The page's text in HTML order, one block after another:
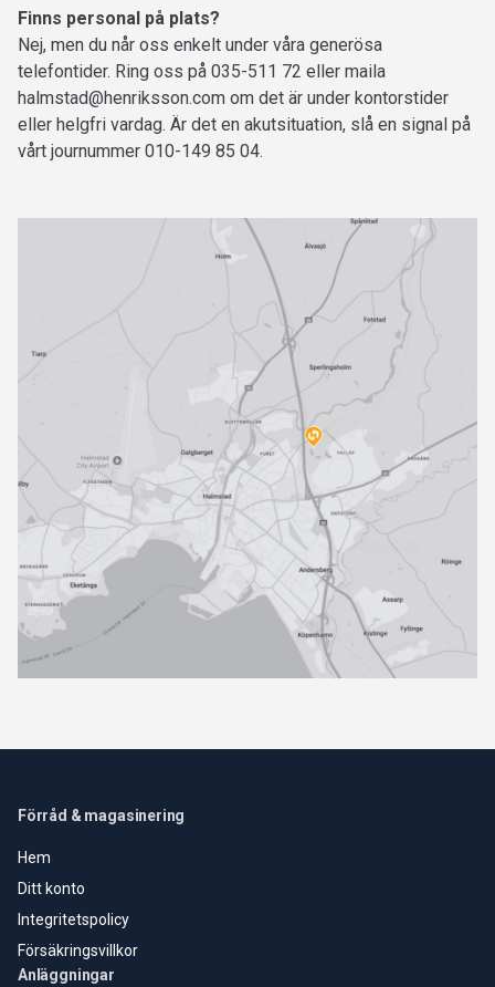
Finns personal på plats?
Nej, men du når oss enkelt under våra generösa
telefontider. Ring oss på 035-511 72 eller maila
halmstad@henriksson.com om det är under kontorstider
eller helgfri vardag. Är det en akutsituation, slå en signal på
vårt journummer 010-149 85 04.
Förråd & magasinering
Hem
Ditt konto
Integritetspolicy
Försäkringsvillkor
Anläggningar